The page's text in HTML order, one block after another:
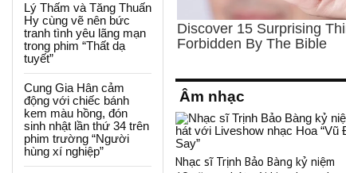
Lý Thấm và Tăng Thuấn
Hy cùng vẽ nên bức
tranh tình yêu lãng mạn
trong phim “Thất dạ
tuyết”
Cung Gia Hân cảm
động với chiếc bánh
kem màu hồng, đón
sinh nhật lần thứ 34 trên
phim trường “Người
hùng xí nghiệp”
Âm nhạc
Nhạc sĩ Trịnh Bảo Bàng kỷ niệm